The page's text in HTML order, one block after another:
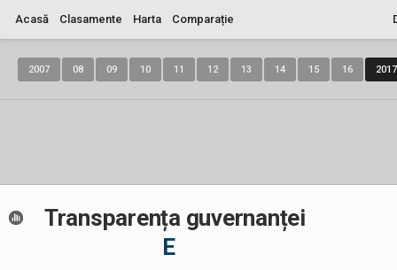
Acasă Clasamente Harta Comparație
2007 08 09 10 11 12 13 14 15 16 2017
Transparența guvernanței
E